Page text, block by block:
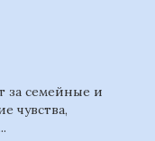
за семейные и
чувства,